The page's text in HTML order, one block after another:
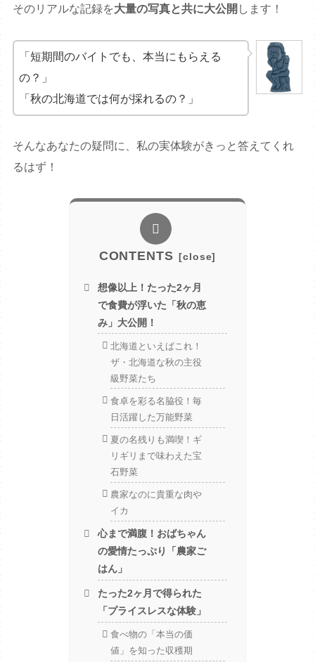
そのリアルな記録を大量の写真と共に大公開 します！
「短期間のバイトでも、本当にもらえる
の？」
「秋の北海道では何が採れるの？」
そんなあなたの疑問に、私の実体験がきっと答えてくれ
るはず！
CONTENTS
想像以上！たった2ヶ月
で食費が浮いた「秋の恵
み」大公開！
北海道といえばこれ！
ザ・北海道な秋の主役
級野菜たち
食卓を彩る名脇役！毎
日活躍した万能野菜
夏の名残りも満喫！ギ
リギリまで味わえた宝
石野菜
農家なのに貴重な肉や
イカ
心まで満腹！おばちゃん
の愛情たっぷり「農家ご
はん」
たった2ヶ月で得られた
「プライスレスな体験」
食べ物の「本当の価
値」を知った収穫期